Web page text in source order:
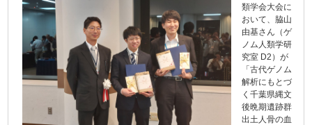
類学会大会に
おいて、脇山
由基さん（ゲ
ノム人類学研
究室 D2）が
「古代ゲノム
解析にもとづ
く千葉県縄文
後晩期遺跡群
出土人骨の血